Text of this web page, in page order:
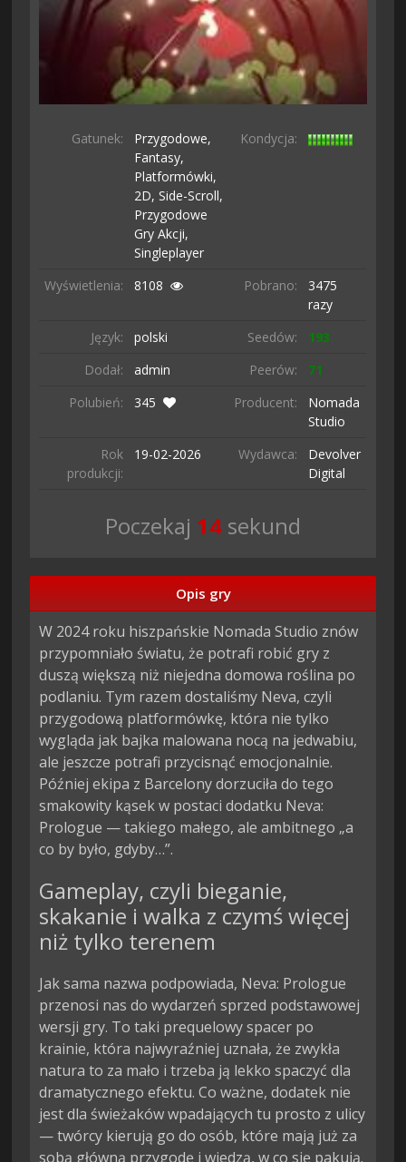
Gatunek:
Przygodowe,
Fantasy,
Platformówki,
2D,Side-Scroll,
Przygodowe
Gry Akcji,
Singleplayer
Kondycja:
Wyświetlenia: 8108 Pobrano:
3475
razy
Język:
polski Seedów:
193
Dodał:
admin Peerów:
71
Polubień:
345 Producent:
Nomada
Studio
Rok
produkcji:
19-02-2026 Wydawca:
Devolver
Digital
Poczekaj 13 sekund
Opis gry
W 2024 roku hiszpańskie Nomada Studio znów
przypomniało światu, że potrafi robić gry z
duszą większą niż niejedna domowa roślina po
podlaniu. Tym razem dostaliśmy Neva, czyli
przygodową platformówkę, która nie tylko
wygląda jak bajka malowana nocą na jedwabiu,
ale jeszcze potrafi przycisnąć emocjonalnie.
Później ekipa z Barcelony dorzuciła do tego
smakowity kąsek w postaci dodatku Neva:
Prologue — takiego małego, ale ambitnego „a
co by było, gdyby…”.
Gameplay, czyli bieganie,
skakanie i walka z czymś więcej
niż tylko terenem
Jak sama nazwa podpowiada, Neva: Prologue
przenosi nas do wydarzeń sprzed podstawowej
wersji gry. To taki prequelowy spacer po
krainie, która najwyraźniej uznała, że zwykła
natura to za mało i trzeba ją lekko spaczyć dla
dramatycznego efektu. Co ważne, dodatek nie
jest dla świeżaków wpadających tu prosto z ulicy
— twórcy kierują go do osób, które mają już za
sobą główną przygodę i wiedzą, w co się pakują.